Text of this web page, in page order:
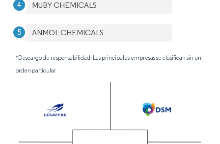
MUBY CHEMICALS
ANMOL CHEMICALS
*Descargo de responsabilidad: Las principales empresas se clasifican sin un
orden particular